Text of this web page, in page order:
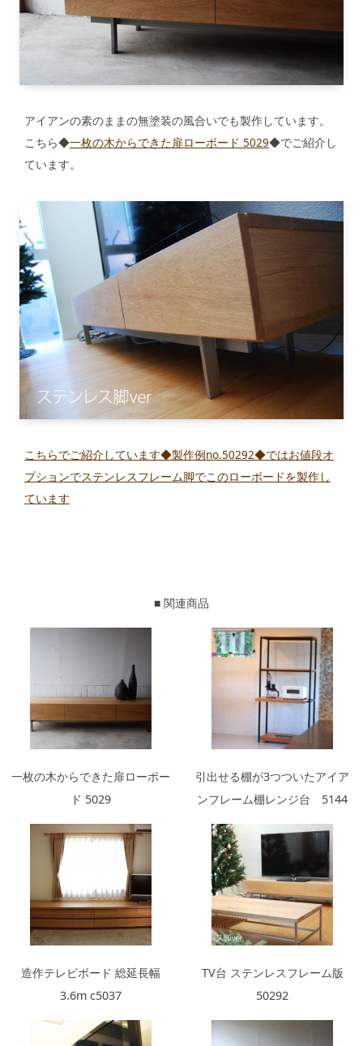
アイアンの素のままの無塗装の風合いでも製作しています。
こちら◆一枚の木からできた扉ローボード 5029◆でご紹介し
ています。
こちらでご紹介しています◆製作例no.50292◆ではお値段オ
プションでステンレスフレーム脚でこのローボードを製作し
ています
■ 関連商品
一枚の木からできた扉ローボー
ド 5029
引出せる棚が3つついたアイア
ンフレーム棚レンジ台 5144
造作テレビボード 総延長幅
3.6m c5037
TV台 ステンレスフレーム版
50292